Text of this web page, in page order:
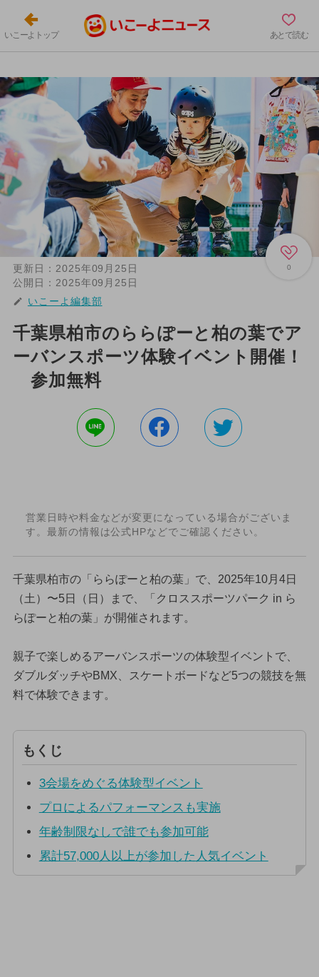
いこーよトップ あとで読む
0
更新日： 2025年09月25日
公開日： 2025年09月25日
いこーよ編集部
千葉県柏市のららぽーと柏の葉でア
ーバンスポーツ体験イベント開催！
参加無料
営業日時や料金などが変更になっている場合がございま
す。最新の情報は公式HPなどでご確認ください。
千葉県柏市の「ららぽーと柏の葉」で、2025年10月4日
（土）〜5日（日）まで、「クロススポーツパーク in ら
らぽーと柏の葉」が開催されます。
親子で楽しめるアーバンスポーツの体験型イベントで、
ダブルダッチやBMX、スケートボードなど5つの競技を無
料で体験できます。
もくじ
3会場をめぐる体験型イベント
プロによるパフォーマンスも実施
年齢制限なしで誰でも参加可能
累計57,000人以上が参加した人気イベント